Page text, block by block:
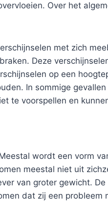
Over het
met zich
Deze
op een
In sommige
te voorspellen en
wordt een vorm
meestal niet uit
van groter gewicht. De
dat zij een probleem